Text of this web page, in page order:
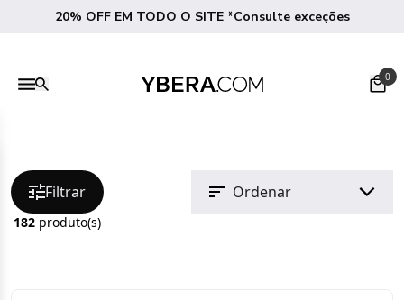
20% OFF EM TODO O SITE *Consulte exceções
0
Filtrar
182 produto(s)